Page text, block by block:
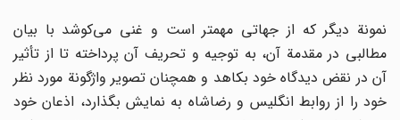
نمونة دیگر که از جهاتی مهمتر است و غنی می‌کوشد با بیان
مطالبی در مقدمة آن، به توجیه و تحریف آن پرداخته تا از تأثیر
آن در نقض دیدگاه خود بکاهد و همچنان تصویر واژگونة مورد نظر
خود را از روابط انگلیس و رضاشاه به نمایش بگذارد، اذعان خود